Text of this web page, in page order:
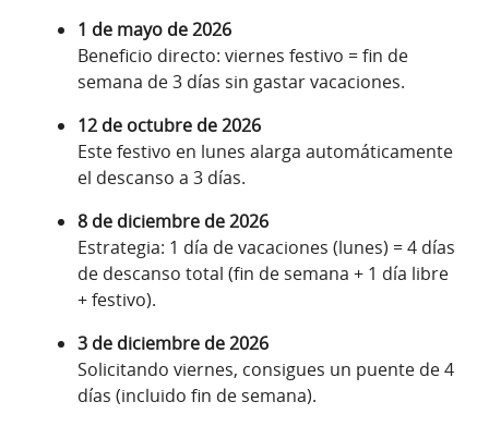
1 de mayo de 2026
Beneficio directo: viernes festivo = fin de
semana de 3 días sin gastar vacaciones.
12 de octubre de 2026
Este festivo en lunes alarga automáticamente
el descanso a 3 días.
8 de diciembre de 2026
Estrategia: 1 día de vacaciones (lunes) = 4 días
de descanso total (fin de semana + 1 día libre
+ festivo).
3 de diciembre de 2026
Solicitando viernes, consigues un puente de 4
días (incluido fin de semana).